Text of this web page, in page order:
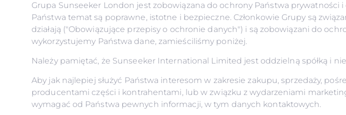
Grupa Sunseeker London jest zobowiązana do ochrony Państwa
Państwa temat są poprawne, istotne i bezpieczne. Członkowie Grupy są
działają ("Obowiązujące przepisy o ochronie danych") i są zobowiązani do
wykorzystujemy Państwa dane, zamieściliśmy poniżej.
Należy pamiętać, że Sunseeker International Limited jest oddzielną spółką i
Aby jak najlepiej służyć Państwa interesom w zakresie zakupu, sprzedaży,
producentami części i kontrahentami, lub w związku z wydarzeniami
wymagać od Państwa pewnych informacji, w tym danych kontaktowych.